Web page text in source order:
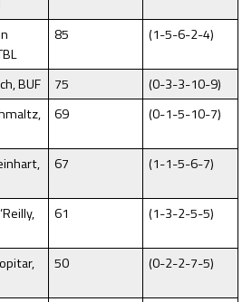
85 (1-5-6-2-4)
BUF 75
(0-3-3-10-9)
69 (0-1-5-10-7)
67 (1-1-5-6-7)
61 (1-3-2-5-5)
50 (0-2-2-7-5)